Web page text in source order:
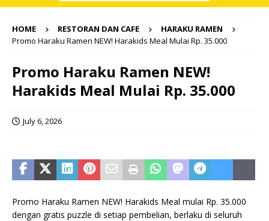
HOME RESTORAN DAN CAFE
HARAKU RAMEN
Promo Haraku Ramen NEW! Harakids Meal Mulai Rp. 35.000
Promo Haraku Ramen NEW!
Harakids Meal Mulai Rp. 35.000
July 6, 2026
Promo Haraku Ramen NEW! Harakids Meal mulai Rp. 35.000
dengan gratis puzzle di setiap pembelian, berlaku di seluruh